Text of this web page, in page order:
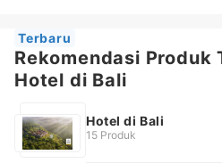
Terbaru
Rekomendasi Produk
Hotel di Bali
Hotel di Bali
15 Produk